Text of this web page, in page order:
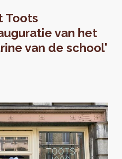
Toots
van het
van de school'